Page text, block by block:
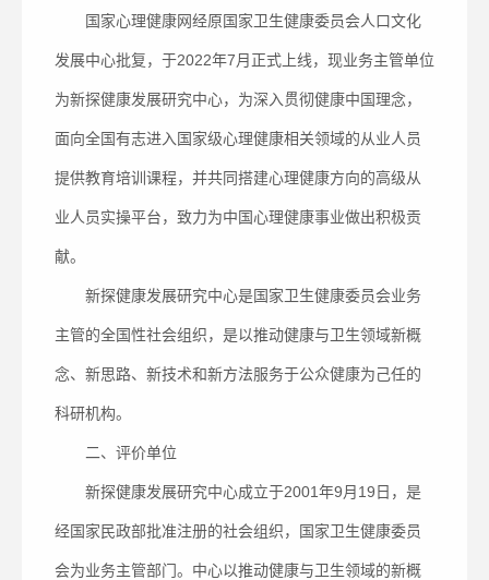
国家心理健康网经原国家卫生健康委员会人口文化
发展中心批复，于2022年7月正式上线，现业务主管单位
为新探健康发展研究中心，为深入贯彻健康中国理念，
面向全国有志进入国家级心理健康相关领域的从业人员
提供教育培训课程，并共同搭建心理健康方向的高级从
业人员实操平台，致力为中国心理健康事业做出积极贡
献。
新探健康发展研究中心是国家卫生健康委员会业务
主管的全国性社会组织，是以推动健康与卫生领域新概
念、新思路、新技术和新方法服务于公众健康为己任的
科研机构。
二、评价单位
新探健康发展研究中心成立于2001年9月19日，是
经国家民政部批准注册的社会组织，国家卫生健康委员
会为业务主管部门。中心以推动健康与卫生领域的新概